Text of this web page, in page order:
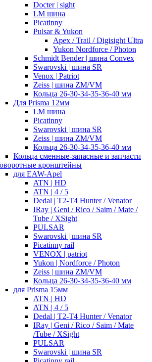
Docter | sight
LM шина
Picatinny
Pulsar & Yukon
Apex / Trail / Digisight Ultra
Yukon Nordforce / Photon
Schmidt Bender | шина Convex
Swarovski | шина SR
Venox | Patriot
Zeiss | шина ZM/VM
Кольца 26-30-34-35-36-40 мм
Для Prisma 12мм
LM шина
Picatinny
Swarovski | шина SR
Zeiss | шина ZM/VM
Кольца 26-30-34-35-36-40 мм
Кольца сменные-запасные и запчасти
кронштейны
для EAW-Apel
ATN | HD
ATN | 4 / 5
Dedal | T2-T4 Hunter / Venator
IRay | Geni / Rico / Saim / Mate /
Tube / XSight
PULSAR
Swarovski | шина SR
Picatinny rail
VENOX | patriot
Yukon | Nordforce / Photon
Zeiss | шина ZM/VM
Кольца 26-30-34-35-36-40 мм
для Prisma 15мм
ATN | HD
ATN | 4 / 5
Dedal | T2-T4 Hunter / Venator
IRay | Geni / Rico / Saim / Mate
/Tube / XSight
PULSAR
Swarovski | шина SR